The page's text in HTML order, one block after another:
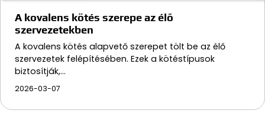
A kovalens kötés szerepe az élő
szervezetekben
A kovalens kötés alapvető szerepet tölt be az élő
szervezetek felépítésében. Ezek a kötéstípusok
biztosítják,…
2026-03-07